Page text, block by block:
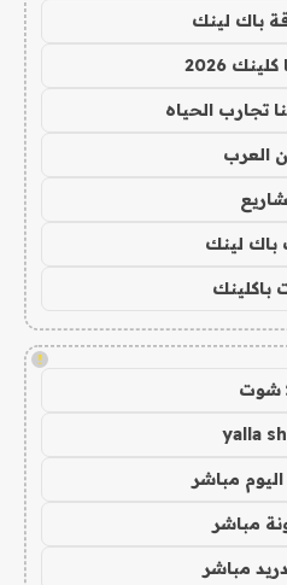
باك لينك
2026
تجارب الحياه
العرب
باك لينك
باكلينك
!
شوت
yalla
مباشر
مباشر
مباشر